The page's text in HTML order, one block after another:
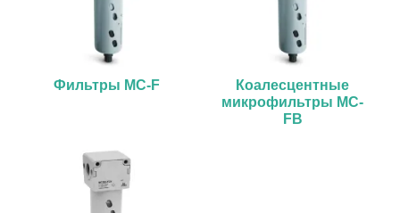
Фильтры MC-F
Коалесцентные
микрофильтры MC-
FB